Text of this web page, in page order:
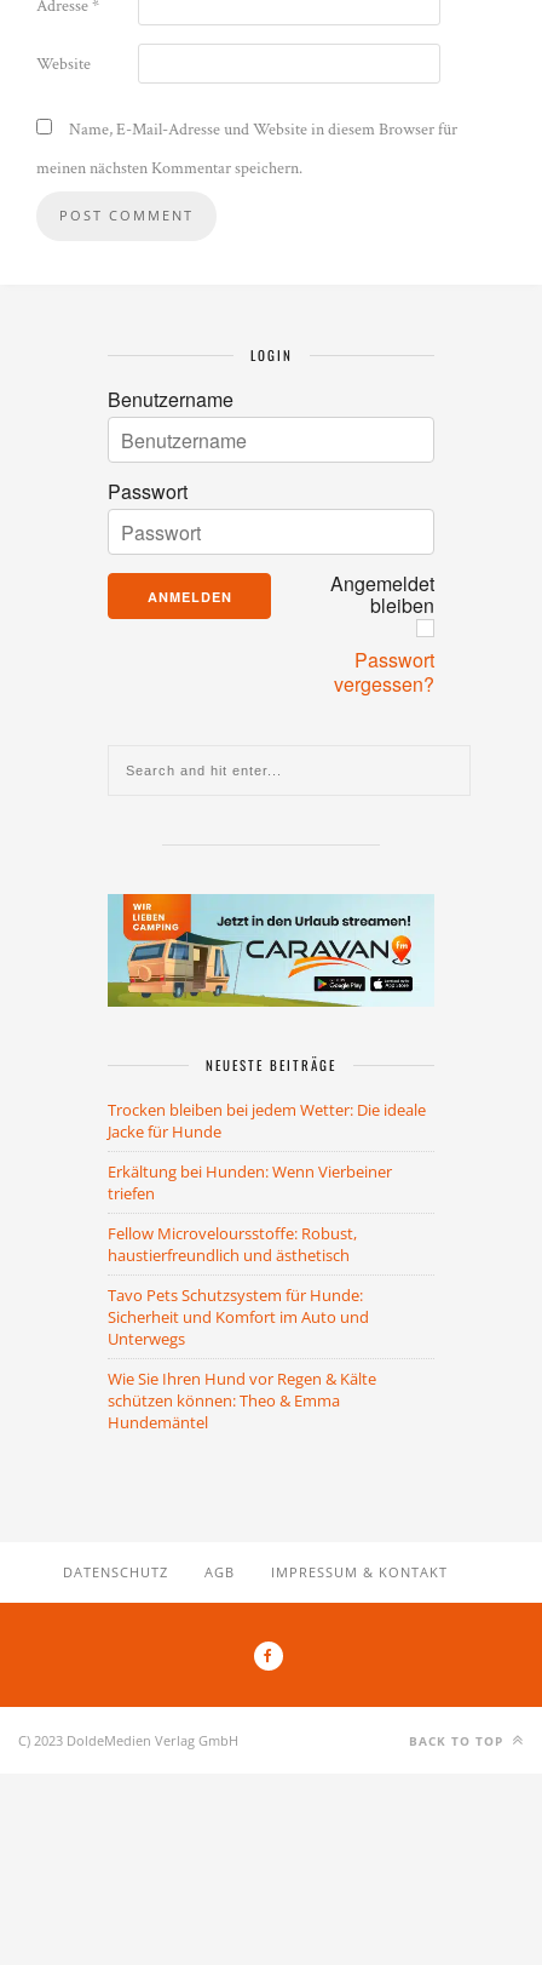
Adresse*
Website
Name, E-Mail-Adresse und Website in diesem Browser für
meinen nächsten Kommentar speichern.
LOGIN
Benutzername
Passwort
Angemeldet
bleiben
Passwort
vergessen?
NEUESTE BEITRÄGE
Trocken bleiben bei jedem Wetter: Die ideale
Jacke für Hunde
Erkältung bei Hunden: Wenn Vierbeiner
triefen
Fellow Microveloursstoffe: Robust,
haustierfreundlich und ästhetisch
Tavo Pets Schutzsystem für Hunde:
Sicherheit und Komfort im Auto und
Unterwegs
Wie Sie Ihren Hund vor Regen & Kälte
schützen können: Theo & Emma
Hundemäntel
DATENSCHUTZ AGB IMPRESSUM & KONTAKT
C) 2023 DoldeMedien Verlag GmbH BACK TO TOP